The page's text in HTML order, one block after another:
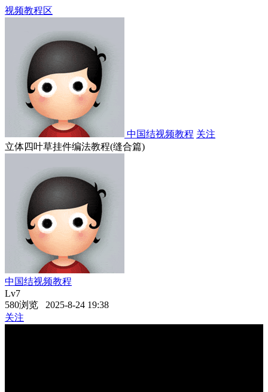
视频教程区
中国结视频教程 关注
立体四叶草挂件编法教程(缝合篇)
中国结视频教程
Lv7
580浏览 2025-8-24 19:38
关注